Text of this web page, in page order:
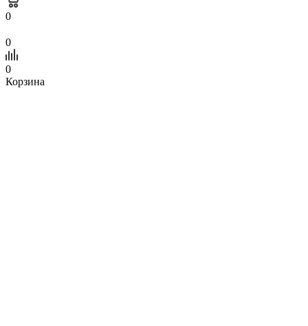
0
0
0
Корзина